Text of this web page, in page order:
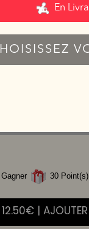
Gagner 30 Point(s)
12.50€ | AJOUTER